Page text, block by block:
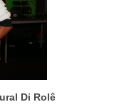
Di Rolê